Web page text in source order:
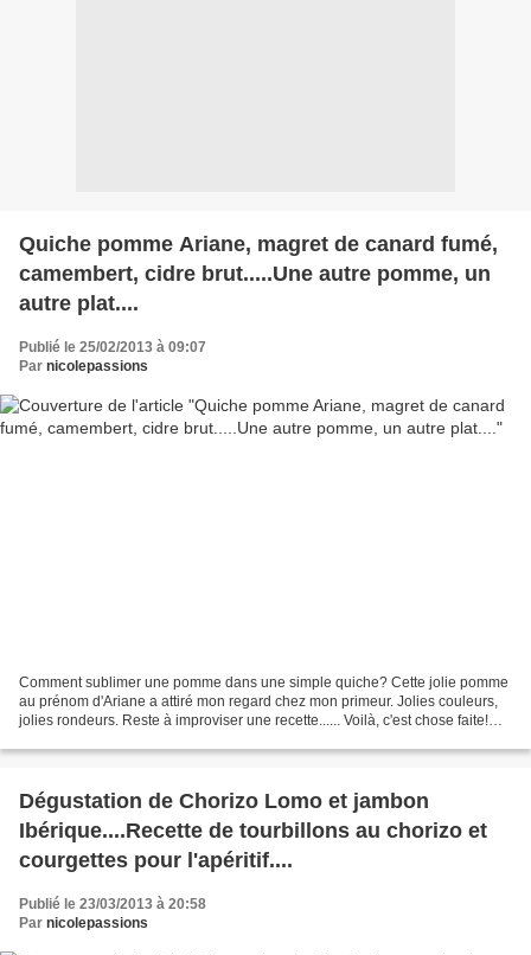
Quiche pomme Ariane, magret de canard fumé,
camembert, cidre brut.....Une autre pomme, un
autre plat....
Publié le 25/02/2013 à 09:07
Par nicolepassions
Comment sublimer une pomme dans une simple quiche? Cette jolie pomme
au prénom d'Ariane a attiré mon regard chez mon primeur. Jolies couleurs,
jolies rondeurs. Reste à improviser une recette...... Voilà, c'est chose faite!
Dégustation de Chorizo Lomo et jambon
Ibérique....Recette de tourbillons au chorizo et
courgettes pour l'apéritif....
Publié le 23/03/2013 à 20:58
Par nicolepassions